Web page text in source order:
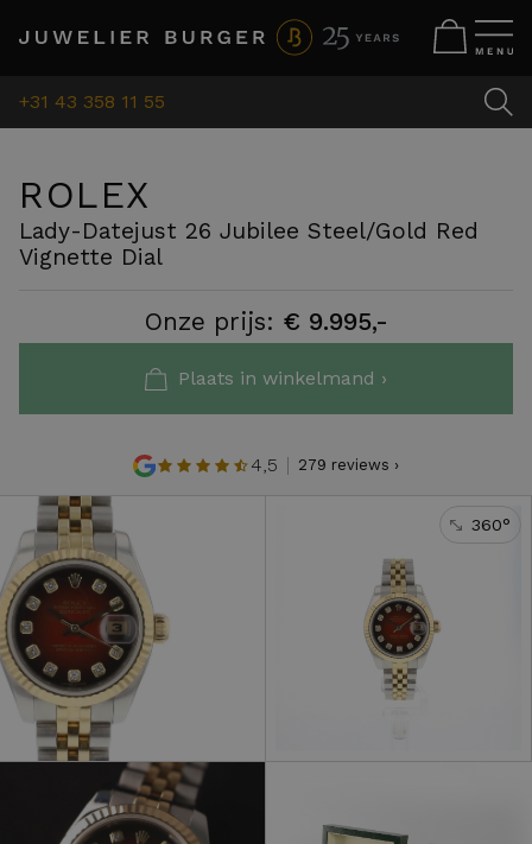
+31 43 358 11 55
ROLEX
Lady-Datejust 26 Jubilee Steel/Gold Red
Vignette Dial
Onze prijs: € 9.995,-
Plaats in winkelmand ›
4,5 279 reviews ›
360°